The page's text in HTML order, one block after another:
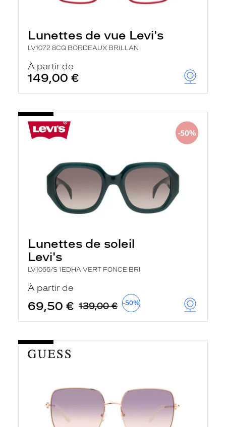
Lunettes de vue Levi's
LV1072 8CQ BORDEAUX BRILLAN
À partir de
149,00 €
Lunettes de soleil
Levi's
LV1066/S 1EDHA VERT FONCE BRI
À partir de
69,50 € 139,00 € -50%